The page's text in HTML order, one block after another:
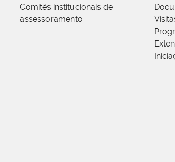
Comitês institucionais de
assessoramento